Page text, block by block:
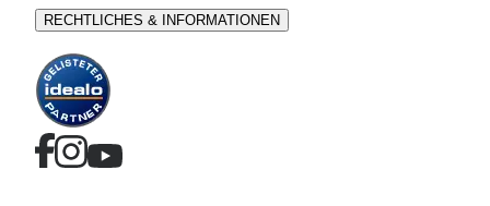
RECHTLICHES & INFORMATIONEN